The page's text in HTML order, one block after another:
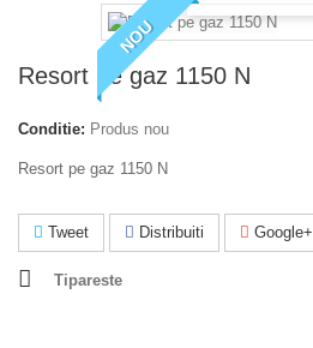
NOU
Resort pe gaz 1150 N
Conditie: Produs nou
Resort pe gaz 1150 N
Tweet Distribuiti Google+
Tipareste